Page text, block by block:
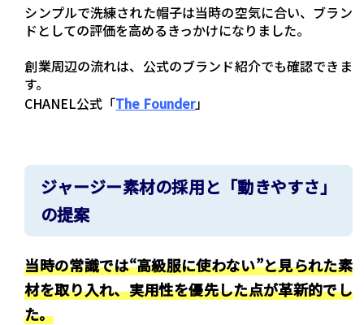
シンプルで洗練された帽子は当時の空気に合い、ブラン
ドとしての評価を高めるきっかけになりました。
創業周辺の流れは、公式のブランド紹介でも確認できま
す。
CHANEL公式「The Founder」
ジャージー素材の採用と「動きやすさ」
の提案
当時の常識では“高級服に使わない”と見られた素
材を取り入れ、実用性を優先した点が革新的でし
た。